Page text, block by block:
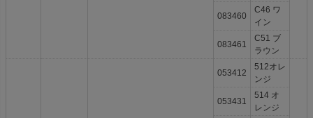
083460
C46 ワ
イン
083461
C51 ブ
ラウン
053412
512オレ
ンジ
053431
514 オ
レンジ